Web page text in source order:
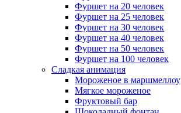
Фуршет на 20 человек
Фуршет на 25 человек
Фуршет на 30 человек
Фуршет на 40 человек
Фуршет на 50 человек
Фуршет на 100 человек
Сладкая анимация
Мороженое в маршмеллоу
Мягкое мороженое
Фруктовый бар